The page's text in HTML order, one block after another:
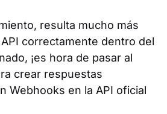
resulta mucho más
correctamente dentro del
¡es hora de pasar al
crear respuestas
Webhooks en la API oficial